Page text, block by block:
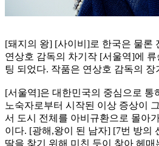
[돼지의 왕] [사이비]로 한국은 물론
연상호 감독의 차기작 [서울역]에
팅 되었다. 작품은 연상호 감독의
[서울역]은 대한민국의 중심으로 통
노숙자로부터 시작된 이상 증상이
서 도시 전체를 아비규환으로 몰아
이다. [광해,왕이 된 남자] [7번 방의
딸을 찾기 위해 미친 듯이 찾아 헤